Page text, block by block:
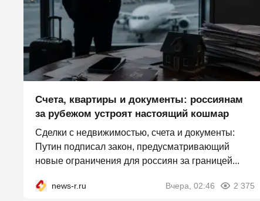
Счета, квартиры и документы: россиянам
за рубежом устроят настоящий кошмар
Сделки с недвижимостью, счета и документы:
Путин подписал закон, предусматривающий
новые ограничения для россиян за границей...
news-r.ru Вчера, 02:46 2 375